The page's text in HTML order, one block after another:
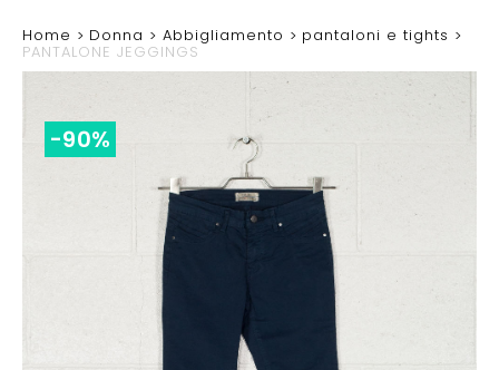
Home Donna Abbigliamento pantaloni e tights
PANTALONE JEGGINGS
-90%